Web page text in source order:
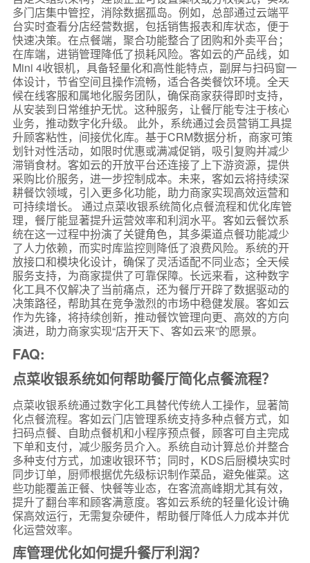
多门店集中管控，消除数据孤岛。例如，总部通过云端平
台实时查看分店经营数据，包括销售报表和库状态，便于
快速决策。在点餐端，聚合功能整合了团购和外卖平台；
在库端，进销管理降低了损耗风险。客如云的产品线，如
Mini 4收银机，具备轻量化和高性能特点，副屏与扫码窗一
体设计，节省空间且操作流畅，适合各类餐饮环境。全天
候在线客服和属地化服务团队，确保商家获得即时支持，
从安装到日常维护无忧。这种服务，让餐厅能专注于核心
业务，推动数字化升级。 此外，系统通过会员营销工具提
升顾客粘性，间接优化库。基于CRM数据分析，商家可策
划针对性活动，如限时优惠或满减促销，吸引复购并减少
滞销食材。客如云的开放平台还连接了上下游资源，提供
采购比价服务，进一步控制成本。未来，客如云将持续深
耕餐饮领域，引入更多化功能，助力商家实现高效运营和
可持续增长。 通过点菜收银系统简化点餐流程和优化库管
理，餐厅能显著提升运营效率和利润水平。客如云餐饮系
统在这一过程中扮演了关键角色，其多渠道点餐功能减少
了人力依赖，而实时库监控则降低了浪费风险。系统的开
放接口和模块化设计，确保了灵活适配不同业态；全天候
服务支持，为商家提供了可靠保障。长远来看，这种数字
化工具不仅解决了当前痛点，还为餐厅开辟了数据驱动的
决策路径，帮助其在竞争激烈的市场中稳健发展。客如云
作为先锋，将持续创新，推动餐饮管理向更、高效的方向
演进，助力商家实现“店开天下、客如云来”的愿景。
FAQ:
点菜收银系统如何帮助餐厅简化点餐流程？
点菜收银系统通过数字化工具替代传统人工操作，显著简
化点餐流程。客如云门店管理系统支持多种点餐方式，如
扫码点餐、自助点餐机和小程序预点餐，顾客可自主完成
下单和支付，减少服务员介入。系统自动计算总价并整合
多种支付方式，加速收银环节；同时，KDS后厨模块实时
同步订单，厨师根据优先级标识制作菜品，避免催菜。这
些功能覆盖正餐、快餐等业态，在客流高峰期尤其有效，
提升了翻台率和顾客满意度。客如云系统的轻量化设计确
保高效运行，无需复杂硬件，帮助餐厅降低人力成本并优
化运营效率。
库管理优化如何提升餐厅利润？